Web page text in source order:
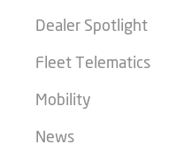
Dealer Spotlight
Fleet Telematics
Mobility
News